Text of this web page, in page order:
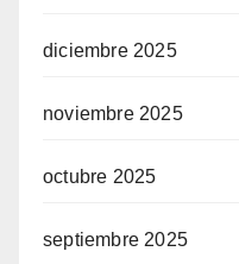
diciembre 2025
noviembre 2025
octubre 2025
septiembre 2025